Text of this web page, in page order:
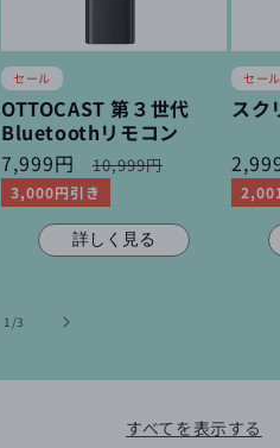
セール
OTTOCAST 第３世代
Bluetoothリモコン
セ
ー
ル
7,999円
通
常
価
格
10,999円
3,000円引き
詳しく見る
セール
スク
セ
ー
ル
1 /の
3
すべてを表示する